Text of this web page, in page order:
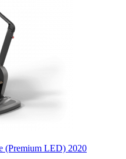
(Premium LED) 2020